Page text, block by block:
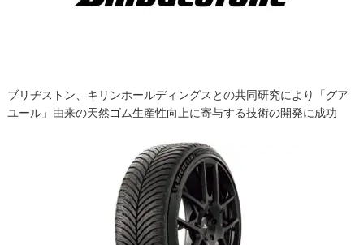
ブリヂストン、キリンホールディングスとの共同研究により「グア
ユール」由来の天然ゴム生産性向上に寄与する技術の開発に成功